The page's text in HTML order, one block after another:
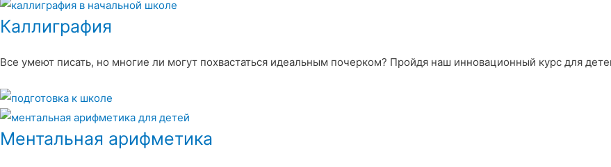
Каллиграфия
Все умеют писать, но многие ли могут похвастаться идеальным почерком? Пройдя наш инновационный курс для
Ментальная арифметика